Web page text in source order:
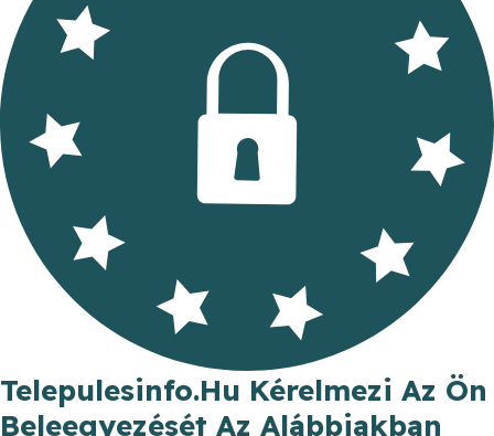
Telepulesinfo.hu Kérelmezi Az Ön
Beleegyezését Az Alábbiakban